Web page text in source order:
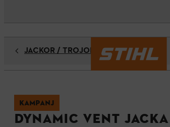
JACKOR / TRÖJOR
KAMPANJ
DYNAMIC VENT Jacka